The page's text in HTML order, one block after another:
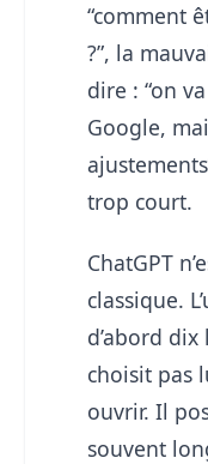
“comment
?”, la
dire : “on
Google,
trop court.
ChatGPT
classique.
d’abord
choisit pas
ouvrir. Il
souvent